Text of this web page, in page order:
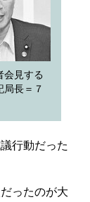
会見する
局長＝７
行動だった
ったのが大